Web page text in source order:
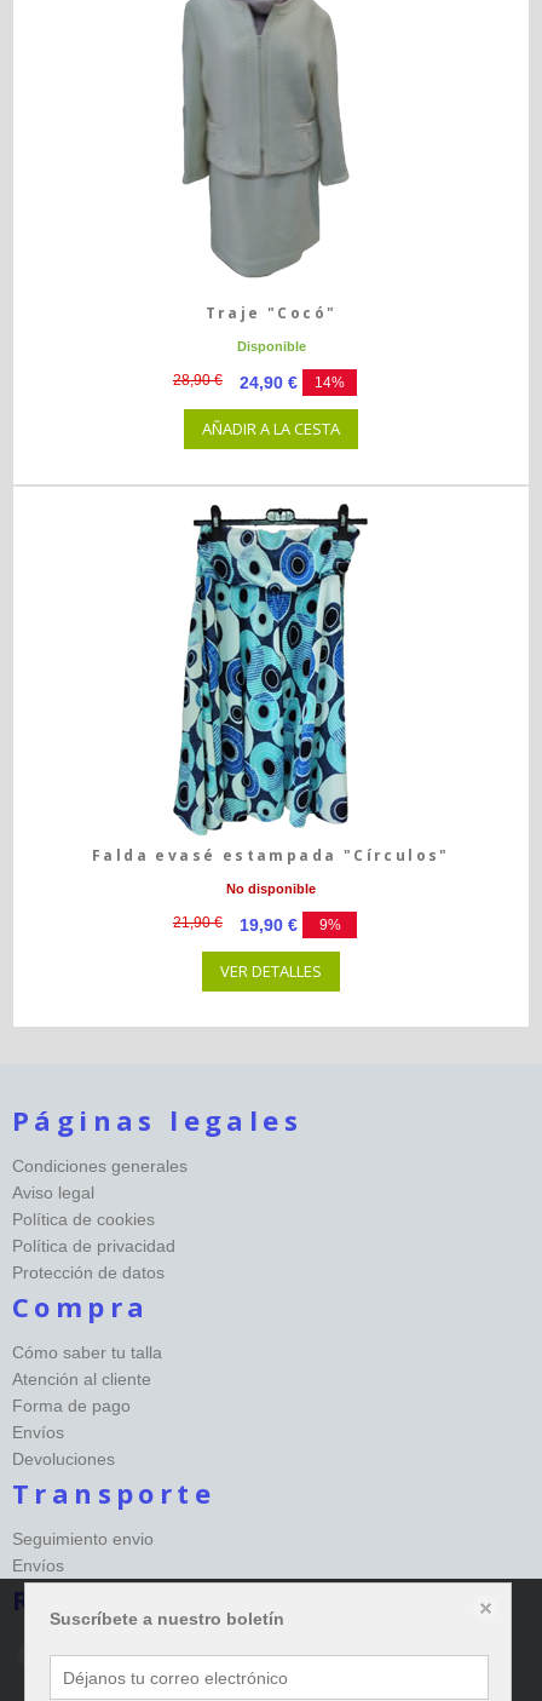
Traje "Cocó"
Disponible
28,90 € 24,90 € 14%
AÑADIR A LA CESTA
Falda evasé estampada "Círculos"
No disponible
21,90 € 19,90 € 9%
VER DETALLES
Páginas legales
Condiciones generales
Aviso legal
Política de cookies
Política de privacidad
Protección de datos
Compra
Cómo saber tu talla
Atención al cliente
Forma de pago
Envíos
Devoluciones
Transporte
Seguimiento envio
Envíos
Redes sociales Happy
Este sitio web almacena datos como cookies para habilitar la funcionalidad
configuración en cualquier momento o aceptar la configuración predeterminada.
política de cookies
Suscríbete a nuestro boletín